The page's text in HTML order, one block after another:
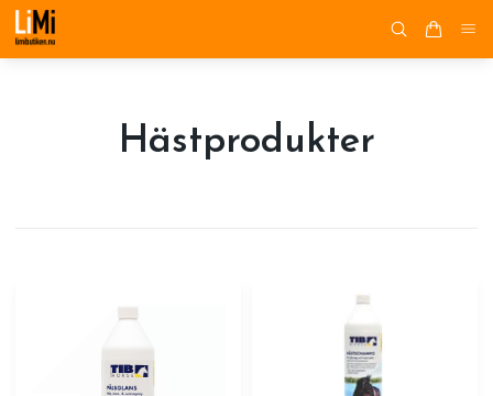
Hästprodukter